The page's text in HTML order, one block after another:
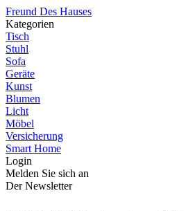
Freund Des Hauses
Kategorien
Tisch
Stuhl
Sofa
Geräte
Kunst
Blumen
Licht
Möbel
Versicherung
Smart Home
Login
Melden Sie sich an
Der Newsletter